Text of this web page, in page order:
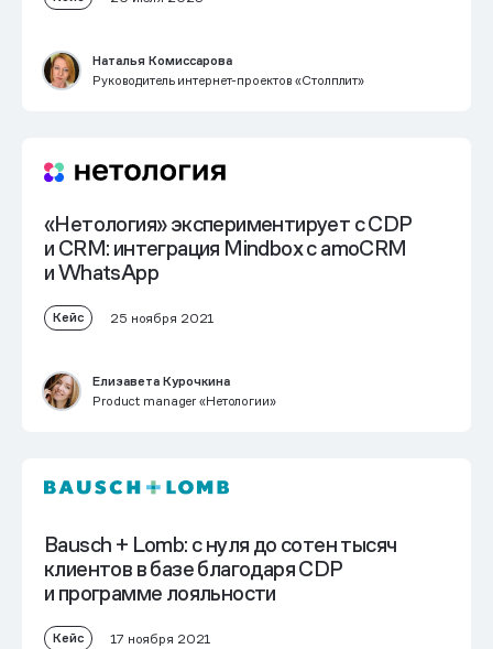
Наталья Комиссарова
Руководитель интернет-проектов «Столплит»
«Нетология» экспериментирует с CDP
и CRM: интеграция Mindbox с amoCRM
и WhatsApp
Кейс 25 ноября 2021
Елизавета Курочкина
Product manager «Нетологии»
Bausch + Lomb: с нуля до сотен тысяч
клиентов в базе благодаря CDP
и программе лояльности
Кейс 17 ноября 2021